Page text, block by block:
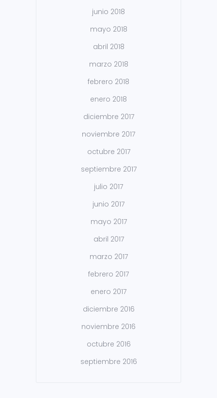
junio 2018
mayo 2018
abril 2018
marzo 2018
febrero 2018
enero 2018
diciembre 2017
noviembre 2017
octubre 2017
septiembre 2017
julio 2017
junio 2017
mayo 2017
abril 2017
marzo 2017
febrero 2017
enero 2017
diciembre 2016
noviembre 2016
octubre 2016
septiembre 2016